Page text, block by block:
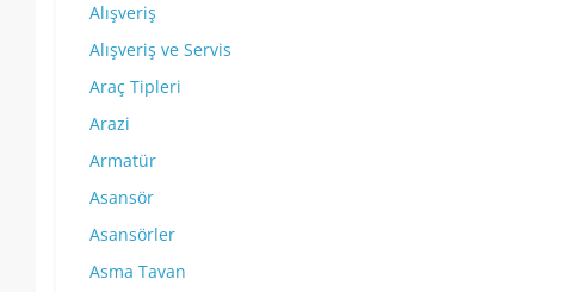
Alışveriş
Alışveriş ve Servis
Araç Tipleri
Arazi
Armatür
Asansör
Asansörler
Asma Tavan